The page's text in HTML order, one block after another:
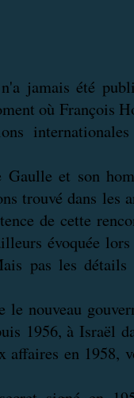
jamais été
où François
et son
trouvé dans les
de cette
évoquée lors
pas les détails
nouveau
1956, à Israël
affaires en 1958,